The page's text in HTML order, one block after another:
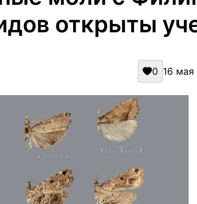
открыты
0 16 мая